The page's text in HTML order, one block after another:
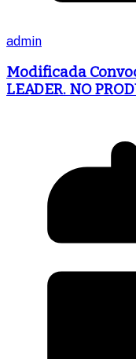
admin
Modificada
LEADER. NO